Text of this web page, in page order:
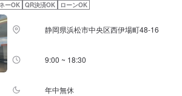
ーOK QR決済OK ローンOK
静岡県浜松市中央区西伊場町48-16
9:00 ~ 18:30
年中無休